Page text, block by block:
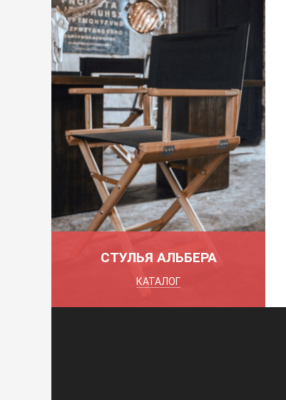
СТУЛЬЯ АЛЬБЕРА
КАТАЛОГ